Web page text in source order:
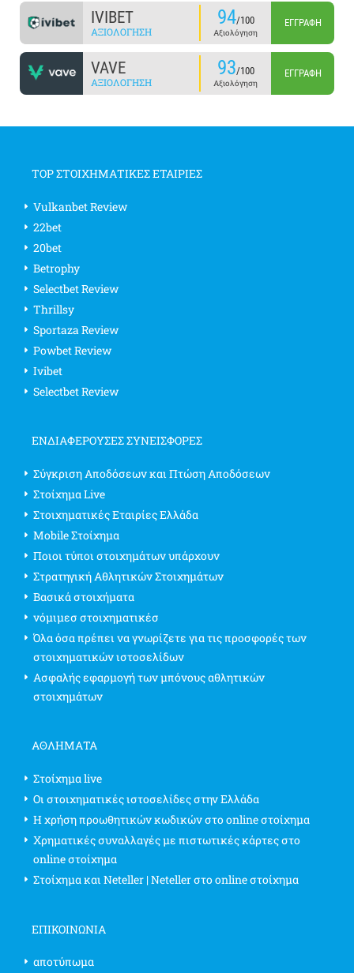
IVIBET
ΑΞΙΟΛΌΓΗΣΗ
94/100
Αξιολόγηση
ΕΓΓΡΑΦΉ
VAVE
ΑΞΙΟΛΌΓΗΣΗ
93/100
Αξιολόγηση
ΕΓΓΡΑΦΉ
TOP ΣΤΟΙΧΗΜΑΤΙΚΕΣ ΕΤΑΙΡΙΕΣ
Vulkanbet Review
22bet
20bet
Betrophy
Selectbet Review
Thrillsy
Sportaza Review
Powbet Review
Ivibet
Selectbet Review
ΕΝΔΙΑΦΈΡΟΥΣΕΣ ΣΥΝΕΙΣΦΟΡΈΣ
Σύγκριση Αποδόσεων και Πτώση Αποδόσεων
Στοίχημα Live
Στοιχηματικές Εταιρίες Ελλάδα
Mobile Στοίχημα
Ποιοι τύποι στοιχημάτων υπάρχουν
Στρατηγική Αθλητικών Στοιχημάτων
Βασικά στοιχήματα
νόμιμεσ στοιχηματικέσ
Όλα όσα πρέπει να γνωρίζετε για τις προσφορές των
στοιχηματικών ιστοσελίδων
Ασφαλής εφαρμογή των μπόνους αθλητικών
στοιχημάτων
ΑΘΛΗΜΑΤΑ
Στοίχημα live
Οι στοιχηματικές ιστοσελίδες στην Ελλάδα
Η χρήση προωθητικών κωδικών στο online στοίχημα
Χρηματικές συναλλαγές με πιστωτικές κάρτες στο
online στοίχημα
Στοίχημα και Neteller | Neteller στο online στοίχημα
ΕΠΙΚΟΙΝΩΝΊΑ
αποτύπωμα